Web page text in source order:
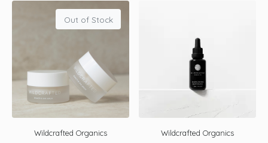
Out of Stock
Wildcrafted Organics
Wildcrafted Organics